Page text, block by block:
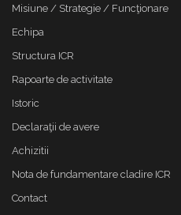
Misiune / Strategie / Funcţionare
Echipa
Structura ICR
Rapoarte de activitate
Istoric
Declaraţii de avere
Achizitii
Nota de fundamentare cladire ICR
Contact